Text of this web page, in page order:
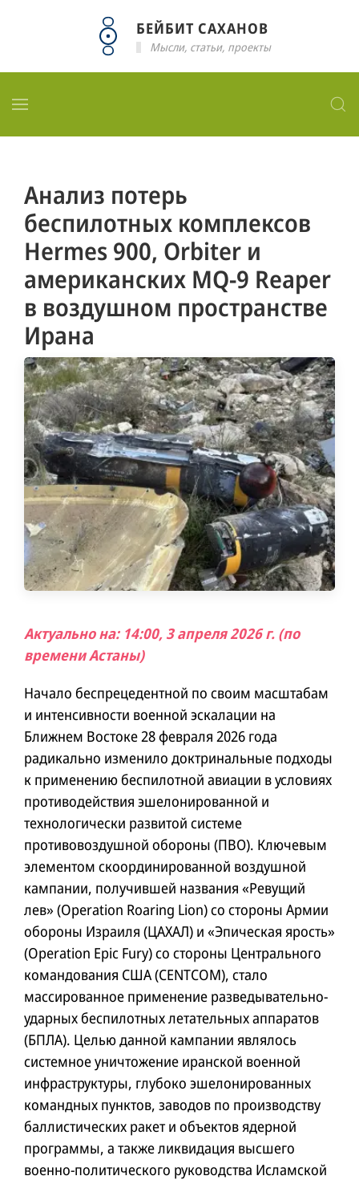
БЕЙБИТ САХАНОВ
Мысли, статьи, проекты
Анализ потерь
беспилотных комплексов
Hermes 900, Orbiter и
американских MQ-9 Reaper
в воздушном пространстве
Ирана
Актуально на: 14:00, 3 апреля 2026 г. (по
времени Астаны)
Начало беспрецедентной по своим масштабам
и интенсивности военной эскалации на
Ближнем Востоке 28 февраля 2026 года
радикально изменило доктринальные подходы
к применению беспилотной авиации в условиях
противодействия эшелонированной и
технологически развитой системе
противовоздушной обороны (ПВО). Ключевым
элементом скоординированной воздушной
кампании, получившей названия «Ревущий
лев» (Operation Roaring Lion) со стороны Армии
обороны Израиля (ЦАХАЛ) и «Эпическая ярость»
(Operation Epic Fury) со стороны Центрального
командования США (CENTCOM), стало
массированное применение разведывательно-
ударных беспилотных летательных аппаратов
(БПЛА). Целью данной кампании являлось
системное уничтожение иранской военной
инфраструктуры, глубоко эшелонированных
командных пунктов, заводов по производству
баллистических ракет и объектов ядерной
программы, а также ликвидация высшего
военно-политического руководства Исламской